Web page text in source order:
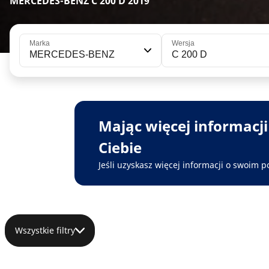
Marka
MERCEDES-BENZ
Wersja
C 200 D
Mając więcej
Ciebie
Jeśli uzyskasz więcej informacji o swoim
Wszystkie filtry